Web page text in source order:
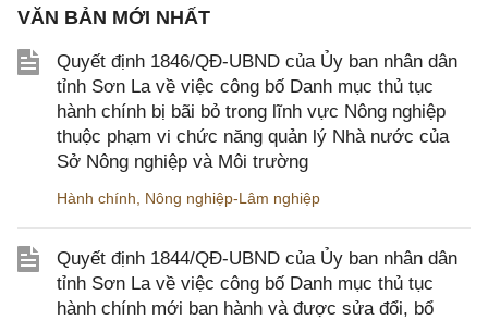
VĂN BẢN MỚI NHẤT
Quyết định 1846/QĐ-UBND của Ủy ban nhân dân
tỉnh Sơn La về việc công bố Danh mục thủ tục
hành chính bị bãi bỏ trong lĩnh vực Nông nghiệp
thuộc phạm vi chức năng quản lý Nhà nước của
Sở Nông nghiệp và Môi trường
Hành chính Nông nghiệp-Lâm nghiệp
Quyết định 1844/QĐ-UBND của Ủy ban nhân dân
tỉnh Sơn La về việc công bố Danh mục thủ tục
hành chính mới ban hành và được sửa đổi, bổ